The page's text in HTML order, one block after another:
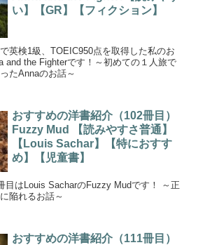
い】【GR】【フィクション】
英検1級、TOEIC950点を取得した私のお
and the Fighterです！～初めての１人旅で
たAnnaのお話～
おすすめの洋書紹介（102冊目）
Fuzzy Mud 【読みやすさ普通】
【Louis Sachar】【特におすす
め】【児童書】
目はLouis SacharのFuzzy Mudです！ ～正
陥れるお話～
おすすめの洋書紹介（111冊目）